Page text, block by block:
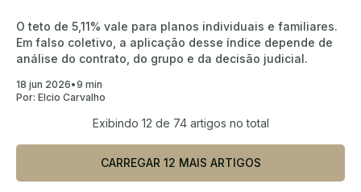
O teto de 5,11% vale para planos individuais e familiares.
Em falso coletivo, a aplicação desse índice depende de
análise do contrato, do grupo e da decisão judicial.
18 jun 2026•9 min
Por: Elcio Carvalho
Exibindo 12 de 74 artigos no total
CARREGAR 12 MAIS ARTIGOS